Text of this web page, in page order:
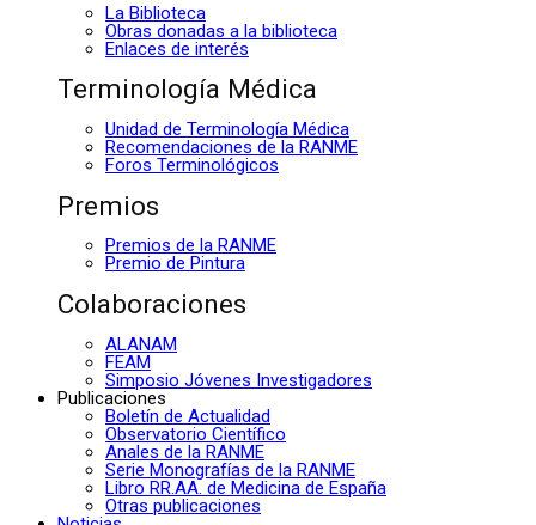
La Biblioteca
Obras donadas a la biblioteca
Enlaces de interés
Terminología Médica
Unidad de Terminología Médica
Recomendaciones de la RANME
Foros Terminológicos
Premios
Premios de la RANME
Premio de Pintura
Colaboraciones
ALANAM
FEAM
Simposio Jóvenes Investigadores
Publicaciones
Boletín de Actualidad
Observatorio Científico
Anales de la RANME
Serie Monografías de la RANME
Libro RR.AA. de Medicina de España
Otras publicaciones